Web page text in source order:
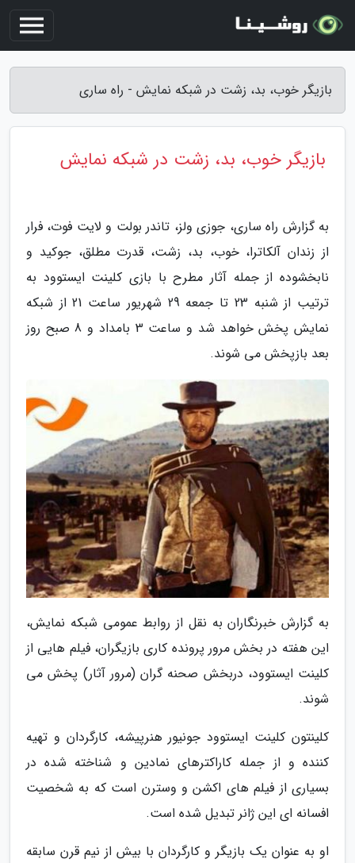
بازیگر خوب، بد، زشت در شبکه نمایش - راه ساری
بازیگر خوب، بد، زشت در شبکه نمایش
به گزارش راه ساری، جوزی ولز، تاندر بولت و لایت فوت، فرار
از زندان آلکاترا، خوب، بد، زشت، قدرت مطلق، جوکید و
نابخشوده از جمله آثار مطرح با بازی کلینت ایستوود به
ترتیب از شنبه 23 تا جمعه 29 شهریور ساعت 21 از شبکه
نمایش پخش خواهد شد و ساعت 3 بامداد و 8 صبح روز
بعد بازپخش می شوند.
به گزارش خبرنگاران به نقل از روابط عمومی شبکه نمایش،
این هفته در بخش مرور پرونده کاری بازیگران، فیلم هایی از
کلینت ایستوود، دربخش صحنه گران (مرور آثار) پخش می
شوند.
کلینتون کلینت ایستوود جونیور هنرپیشه، کارگردان و تهیه
کننده و از جمله کاراکترهای نمادین و شناخته شده در
بسیاری از فیلم های اکشن و وسترن است که به شخصیت
افسانه ای این ژانر تبدیل شده است.
او به عنوان یک بازیگر و کارگردان با بیش از نیم قرن سابقه